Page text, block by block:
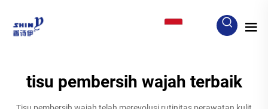
tisu pembersih wajah terbaik